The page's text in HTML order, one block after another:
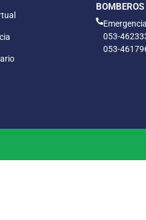
BOMBEROS
053-
053-